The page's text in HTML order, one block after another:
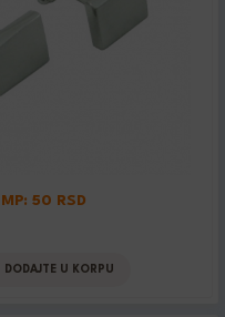
MP: 50 RSD
DODAJTE U KORPU